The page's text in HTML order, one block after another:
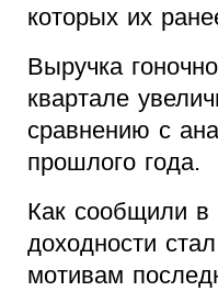
которых их
Выручка
квартале
сравнению с
прошлого года.
Как сообщили в
доходности
мотивам